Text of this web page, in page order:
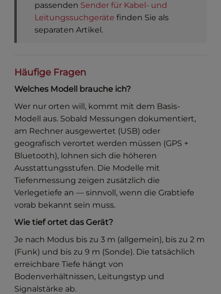
passenden Sender für Kabel- und
Leitungssuchgeräte finden Sie als
separaten Artikel.
Häufige Fragen
Welches Modell brauche ich?
Wer nur orten will, kommt mit dem Basis-
Modell aus. Sobald Messungen dokumentiert,
am Rechner ausgewertet (USB) oder
geografisch verortet werden müssen (GPS +
Bluetooth), lohnen sich die höheren
Ausstattungsstufen. Die Modelle mit
Tiefenmessung zeigen zusätzlich die
Verlegetiefe an — sinnvoll, wenn die Grabtiefe
vorab bekannt sein muss.
Wie tief ortet das Gerät?
Je nach Modus bis zu 3 m (allgemein), bis zu 2 m
(Funk) und bis zu 9 m (Sonde). Die tatsächlich
erreichbare Tiefe hängt von
Bodenverhältnissen, Leitungstyp und
Signalstärke ab.